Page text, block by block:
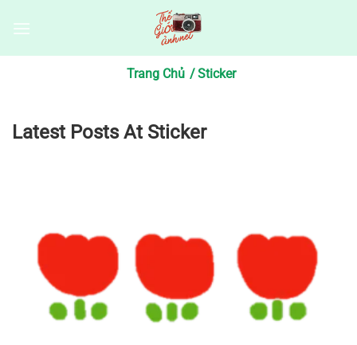
qua
Trang Chủ Sticker
Latest Posts At Sticker